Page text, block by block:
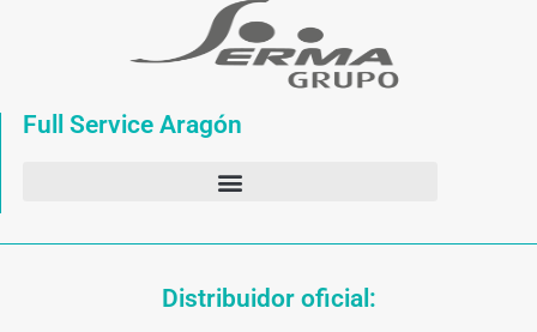
Full Service Aragón
Distribuidor oficial: